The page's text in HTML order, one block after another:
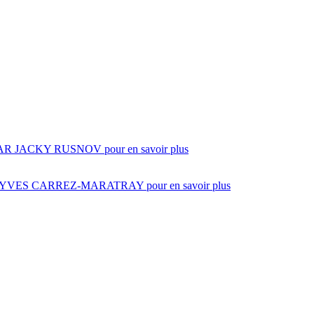
JACKY RUSNOV pour en savoir plus
CARREZ-MARATRAY pour en savoir plus